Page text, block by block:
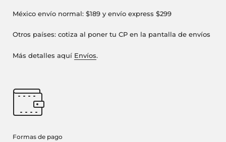
México envío normal: $189 y envío express $299
Otros países: cotiza al poner tu CP en la pantalla de envíos
Más detalles aquí Envíos.
Formas de pago